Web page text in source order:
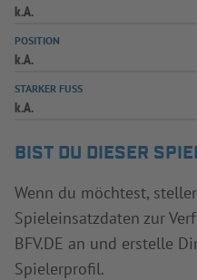
k.A.
POSITION
k.A.
STARKER FUSS
k.A.
BIST DU DIESER
Wenn du möchtest,
Spieleinsatzdaten zur
BFV.DE an und erstelle
Spielerprofil.